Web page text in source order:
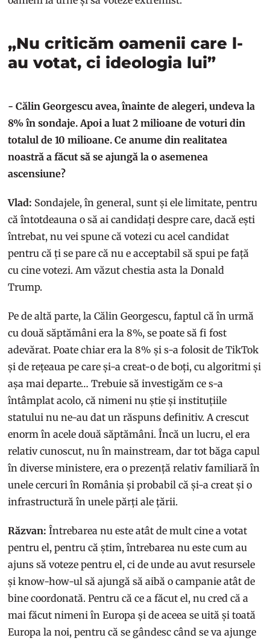
„Nu criticăm oamenii care l-
au votat, ci ideologia lui”
- Călin Georgescu avea, înainte de alegeri, undeva la
8% în sondaje. Apoi a luat 2 milioane de voturi din
totalul de 10 milioane. Ce anume din realitatea
noastră a făcut să se ajungă la o asemenea
ascensiune?
Vlad: Sondajele, în general, sunt și ele limitate, pentru
că întotdeauna o să ai candidați despre care, dacă ești
întrebat, nu vei spune că votezi cu acel candidat
pentru că ți se pare că nu e acceptabil să spui pe față
cu cine votezi. Am văzut chestia asta la Donald
Trump.
Pe de altă parte, la Călin Georgescu, faptul că în urmă
cu două săptămâni era la 8%, se poate să fi fost
adevărat. Poate chiar era la 8% și s-a folosit de TikTok
și de rețeaua pe care și-a creat-o de boți, cu algoritmi și
așa mai departe… Trebuie să investigăm ce s-a
întâmplat acolo, că nimeni nu știe și instituțiile
statului nu ne-au dat un răspuns definitiv. A crescut
enorm în acele două săptămâni. Încă un lucru, el era
relativ cunoscut, nu în mainstream, dar tot băga capul
în diverse ministere, era o prezență relativ familiară în
unele cercuri în România și probabil că și-a creat și o
infrastructură în unele părți ale țării.
Răzvan: Întrebarea nu este atât de mult cine a votat
pentru el, pentru că știm, întrebarea nu este cum au
ajuns să voteze pentru el, ci de unde au avut resursele
și know-how-ul să ajungă să aibă o campanie atât de
bine coordonată. Pentru că ce a făcut el, nu cred că a
mai făcut nimeni în Europa și de aceea se uită și toată
Europa la noi, pentru că se gândesc când se va ajunge